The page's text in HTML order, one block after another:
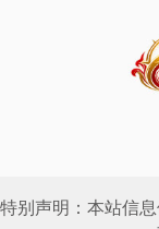
特别声明：本站信